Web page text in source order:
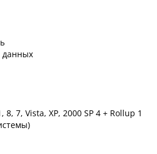
данных
8, 7, Vista, XP, 2000 SP 4 + Rollup 1